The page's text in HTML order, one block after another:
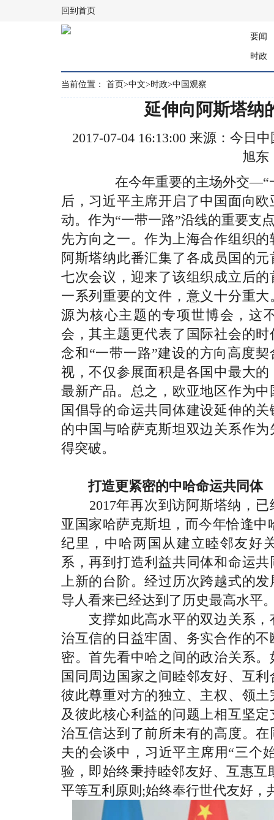
回到首页
要闻
时政
当前位置： 首页>中文>时政>中国观察
延伸向阿斯塔纳
2017-07-04 16:13:00 来源：今日
旭东
在今年重要的主场外交—“一
后，习近平主席开启了中国面向
动。作为“一带一路”沿线的重要支
先方向之一。作为上海合作组织
阿斯塔纳此番汇集了各成员国的
七次会议，迎来了该组织成立后
一系列重要的文件，意义十分重
源为核心主题的专项世博会，这
会，其主题更代表了国际社会的
念和“一带一路”建设的方向高度
视，不仅参展面积是各国中最大
最新产品。总之，欧亚地区作为
国倡导的命运共同体建设延伸的
的中国与哈萨克斯坦双边关系作
得突破。
打造更紧密的中哈命运共同体
2017年再次到访阿斯塔纳，已
亚国家哈萨克斯坦，而今年恰逢中
纪里，中哈两国从建立睦邻友好
系，再到打造利益共同体和命运
上新的台阶。经过历次跨越式的
导人看来已经达到了历史最高水平
支撑如此高水平的双边关系，
治互信的日益牢固、务实合作的
密。首先看中哈之间的政治关系
国同周边国家之间睦邻友好、互
彼此尊重对方的独立、主权、领
及彼此核心利益的问题上相互坚
治互信达到了前所未有的高度。
夫的会谈中，习近平主席用“三个
验，即始终秉持睦邻友好、互惠
平等互利原则;始终奉行世代友好，